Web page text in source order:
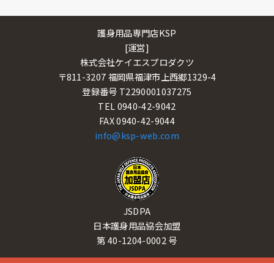
護身用品専門店KSP
[運営]
株式会社ケイエスプロダクツ
〒811-3207 福岡県福津市上西郷1329-4
登録番号 T2290001037275
TEL 0940-42-9042
FAX 0940-42-9044
info@ksp-web.com
JSDPA
日本護身用品協会加盟
第 40-1204-0002 号